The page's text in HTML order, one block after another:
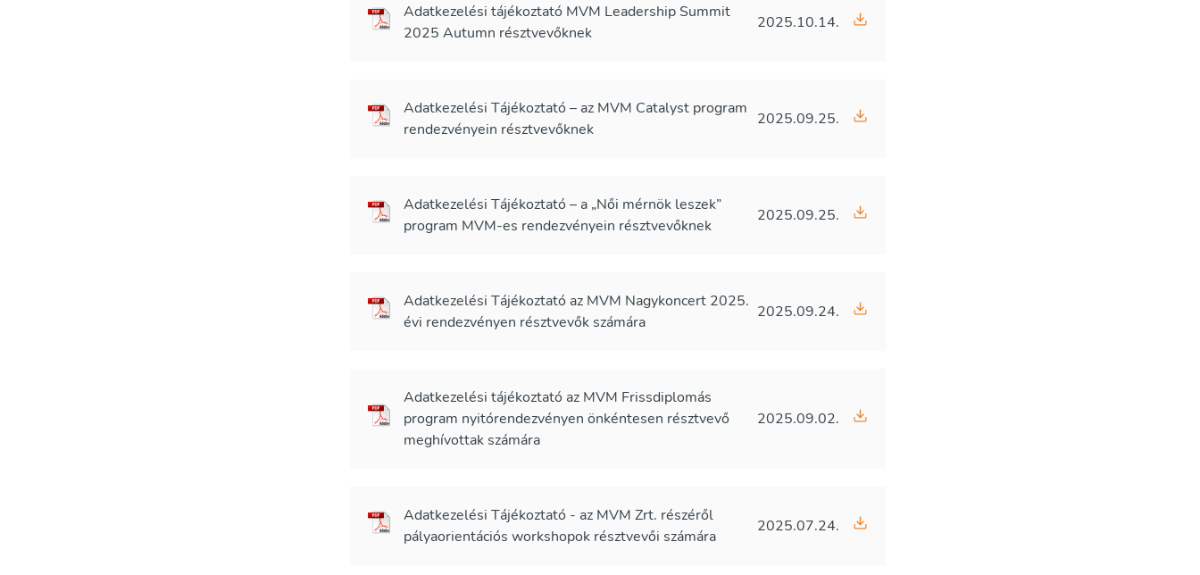
Adatkezelési tájékoztató MVM Leadership Summit
2025 Autumn résztvevőknek
2025.10.14.
Adatkezelési Tájékoztató – az MVM Catalyst program
rendezvényein résztvevőknek
2025.09.25.
Adatkezelési Tájékoztató – a „Női mérnök leszek”
program MVM-es rendezvényein résztvevőknek
2025.09.25.
Adatkezelési Tájékoztató az MVM Nagykoncert 2025.
évi rendezvényen résztvevők számára
2025.09.24.
Adatkezelési tájékoztató az MVM Frissdiplomás
program nyitórendezvényen önkéntesen résztvevő
meghívottak számára
2025.09.02.
Adatkezelési Tájékoztató - az MVM Zrt. részéről
pályaorientációs workshopok résztvevői számára
2025.07.24.